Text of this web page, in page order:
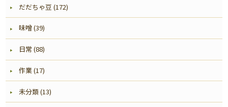
だだちゃ豆 (172)
味噌 (39)
日常 (88)
作業 (17)
未分類 (13)